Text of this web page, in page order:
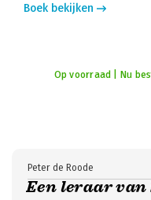
Boek bekijken
Op voorraad | Nu
Een leraar van
Peter de Roode